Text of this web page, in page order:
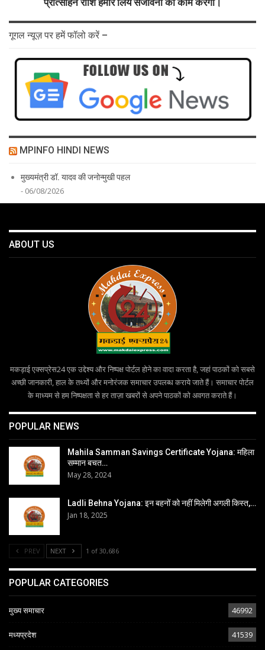
प्रोत्साहन राशि हमारे लिये संजीवनी का काम करेगी।
गूगल न्यूज़ पर हमें फॉलो करें –
MPINFO HINDI NEWS
मुख्यमंत्री डॉ. यादव की जनोन्मुखी पहल
- 06/08/2026
ABOUT US
मकड़ाई एक्सप्रेस24 एक उद्देश्य और निष्पक्ष पोर्टल होने का वादा करता है, जहां पाठकों को सबसे
अच्छी जानकारी, हाल के तथ्यों और मनोरंजक समाचार उपलब्ध कराये जाते हैं। समाचार पोर्टल
के माध्यम से हम निष्पक्षता से हर ताज़ा खबरों से अपने पाठकों को अवगत कराते हैं।
POPULAR NEWS
Mahila Samman Savings Certificate Yojana: महिला
सम्मान बचत…
May 28, 2024
Ladli Behna Yojana: इन बहनों को नहीं मिलेगी अगली किस्त,…
Jan 18, 2025
PREV NEXT 1 of 30,686
POPULAR CATEGORIES
मुख्य समाचार 46992
मध्यप्रदेश 41539